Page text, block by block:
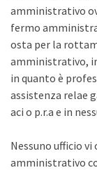
amministrativo
fermo
osta per la
amministrativo,
in quanto è
assistenza relae
aci o p.r.a e in
Nessuno ufficio
amministrativo